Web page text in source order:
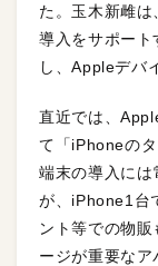
た。玉木新雌
導入をサポート
し、Appleデバ
直近では、
て「iPhoneの
端末の導入に
が、iPhone1台
ント等での物
ージが重要なア